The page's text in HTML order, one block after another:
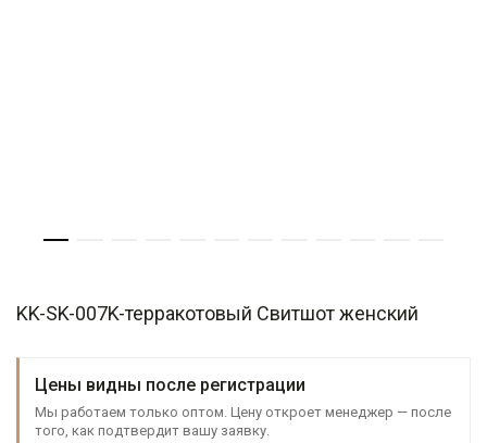
KK-SK-007K-терракотовый Свитшот женский
Цены видны после регистрации
Мы работаем только оптом. Цену откроет менеджер — после
того, как подтвердит вашу заявку.